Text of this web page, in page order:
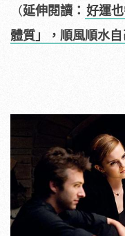
（延伸閱讀： 好運
體質」，順風順水自